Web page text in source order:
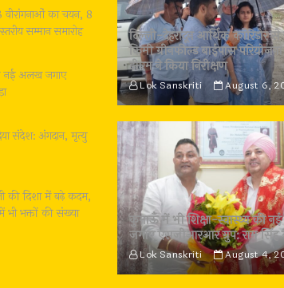
का चयन, 8
सम्मान समारोह
नई अलख जगाए
संदेश: अंगदान, मृत्यु
की दिशा में बढ़े कदम,
भी भक्तों की संख्या
दिल्ली-देहरादून आर्थिक कॉरिडोर
किमी ग्रीनफील्ड बाईपास
डीएम ने किया निरीक्षण
Lok Sanskriti August 6,
कुमाऊँ में भी शिक्षा-स्वास्थ्य की
जगाए एसजीआरआर ग्रुप: राम सिंह
Lok Sanskriti August 4,